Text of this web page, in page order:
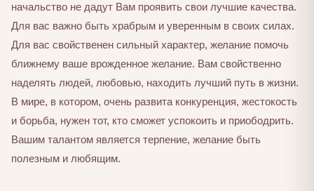
начальство не дадут Вам проявить свои лучшие качества.
Для вас важно быть храбрым и уверенным в своих силах.
Для вас свойственен сильный характер, желание помочь
ближнему ваше врожденное желание. Вам свойственно
наделять людей, любовью, находить лучший путь в жизни.
В мире, в котором, очень развита конкуренция, жестокость
и борьба, нужен тот, кто сможет успокоить и приободрить.
Вашим талантом является терпение, желание быть
полезным и любящим.